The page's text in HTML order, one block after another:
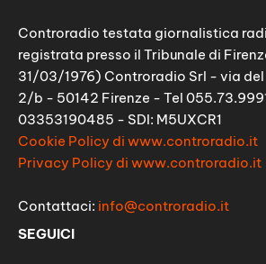
Controradio testata giornalistica
registrata presso il Tribunale di
31/03/1976) Controradio Srl - via del
2/b - 50142 Firenze - Tel
03353190485 - SDI: M5UXCR1
Cookie Policy di www.controradio.it
Privacy Policy di www.controradio.it
Contattaci: info@controradio.it
SEGUICI